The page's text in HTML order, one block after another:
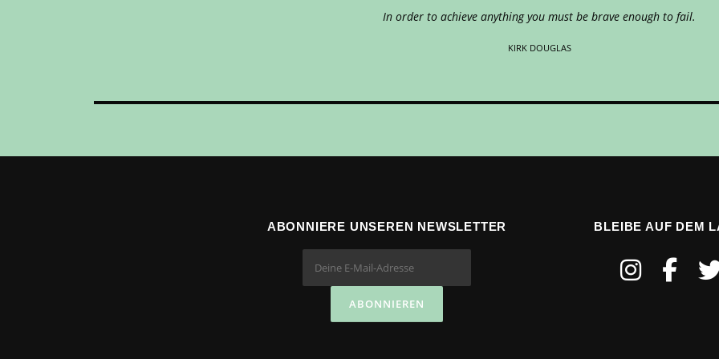
In order to achieve anything you must be brave enough to fail.
KIRK DOUGLAS
ABONNIERE UNSEREN NEWSLETTER BLEIBE AUF DEM